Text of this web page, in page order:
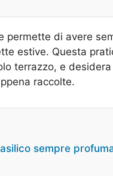
permette di avere
estive. Questa
terrazzo, e
raccolte.
sempre